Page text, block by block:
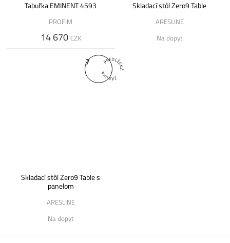
Tabuľka EMINENT 4593
PROFIM
14 670 CZK
Skladací stôl Zero9 Table
ARESLINE
Na dopyt
7
Skladací stôl Zero9 Table s
panelom
ARESLINE
Na dopyt